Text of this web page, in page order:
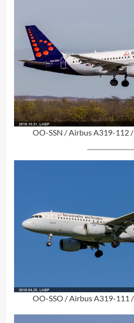
OO-SSN / Airbus A319-112
OO-SSO / Airbus A319-111